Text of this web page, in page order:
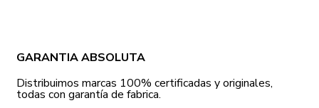
GARANTIA ABSOLUTA
Distribuimos marcas 100% certificadas y originales,
todas con garantía de fabrica.